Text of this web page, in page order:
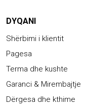
DYQANI
Shërbimi i klientit
Pagesa
Terma dhe kushte
Garanci & Mirembajtje
Dërgesa dhe kthime